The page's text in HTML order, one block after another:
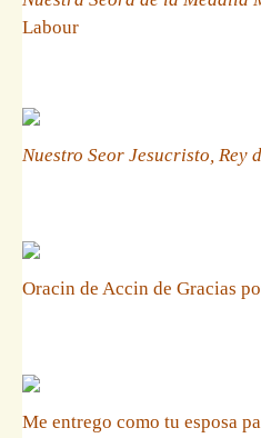
Labour
Nuestro Seor Jesucristo, Rey
Oracin de Accin de Gracias
Me entrego como tu esposa